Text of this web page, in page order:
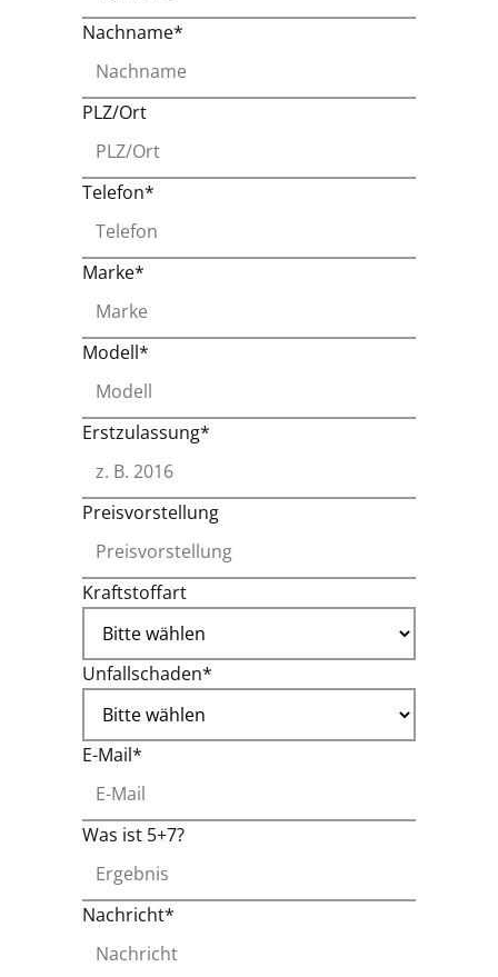
Nachname*
PLZ/Ort
Telefon*
Marke*
Modell*
Erstzulassung*
Preisvorstellung
Kraftstoffart
Unfallschaden*
E-Mail*
Was ist 5+7?
Nachricht*